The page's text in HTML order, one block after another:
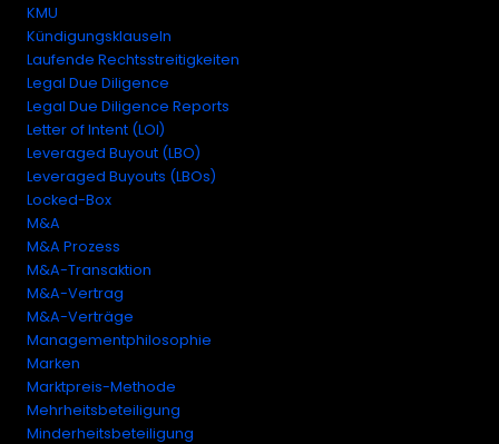
KMU
Kündigungsklauseln
Laufende Rechtsstreitigkeiten
Legal Due Diligence
Legal Due Diligence Reports
Letter of Intent (LOI)
Leveraged Buyout (LBO)
Leveraged Buyouts (LBOs)
Locked-Box
M&A
M&A Prozess
M&A-Transaktion
M&A-Vertrag
M&A-Verträge
Managementphilosophie
Marken
Marktpreis-Methode
Mehrheitsbeteiligung
Minderheitsbeteiligung